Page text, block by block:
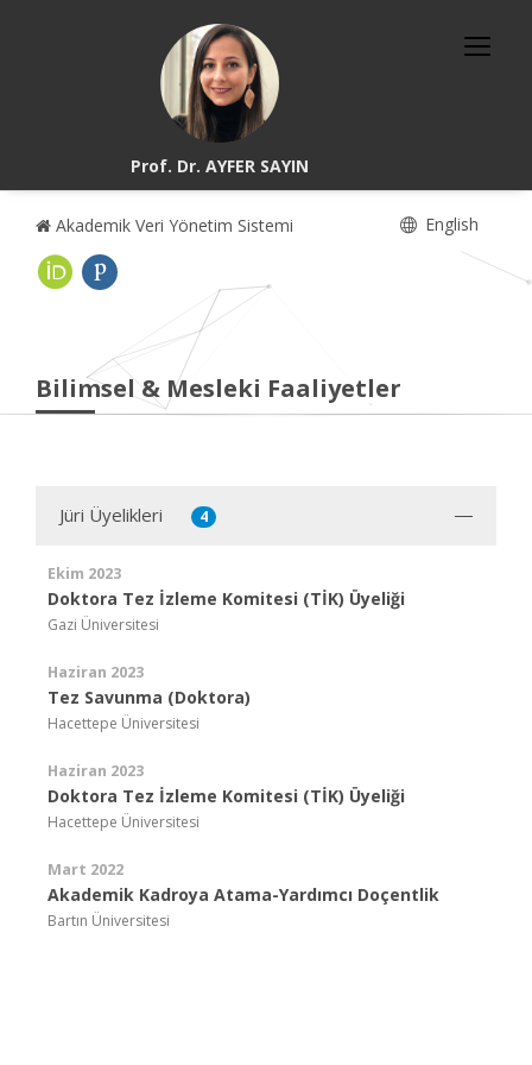
Prof. Dr. AYFER SAYIN
Akademik Veri Yönetim Sistemi English
Bilimsel & Mesleki Faaliyetler
Jüri Üyelikleri 4
Ekim 2023
Doktora Tez İzleme Komitesi (TİK) Üyeliği
Gazi Üniversitesi
Haziran 2023
Tez Savunma (Doktora)
Hacettepe Üniversitesi
Haziran 2023
Doktora Tez İzleme Komitesi (TİK) Üyeliği
Hacettepe Üniversitesi
Mart 2022
Akademik Kadroya Atama-Yardımcı Doçentlik
Bartın Üniversitesi